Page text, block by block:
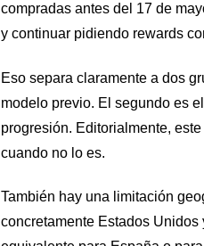
compradas antes del 17 de
y continuar pidiendo rewards
Eso separa claramente a dos
modelo previo. El segundo es
progresión. Editorialmente,
cuando no lo es.
También hay una limitación
concretamente Estados